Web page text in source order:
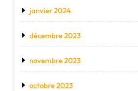
janvier 2024
décembre 2023
novembre 2023
octobre 2023